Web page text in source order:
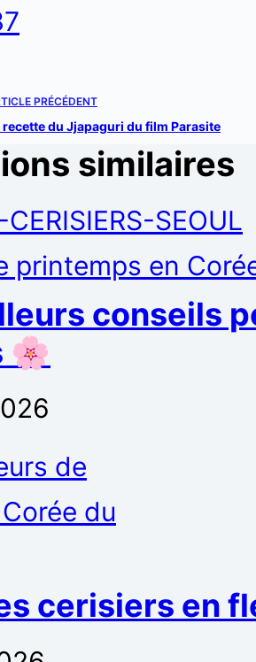
PRÉCÉDENT
recette du Jjapaguri du film Parasite
similaires
conseils
🌸
cerisiers en